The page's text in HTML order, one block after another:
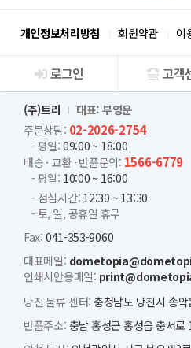
개인정보처리방침 회원약관 이
회사
로그인 고객
(주)트리
대표: 부영운
주문상담: 02-2026-2754
- 평일: 09:00 ~ 18:00
배송 · 교환 · 반품문의: 1566-6779
- 평일: 10:00 ~ 16:00
- 점심시간: 12:30 ~ 13:30
- 토, 일, 공휴일 휴무
Fax: 041-353-9060
대표메일:
인쇄시안용메일:
당진 물류 센터: 충청남도 당진시 송
반품주소: 충남 홍성군 홍성읍 충서